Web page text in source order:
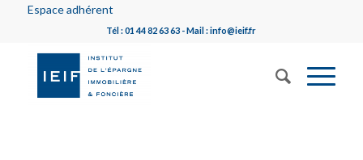
Espace adhérent
Tél : 01 44 82 63 63 - Mail : info@ieif.fr